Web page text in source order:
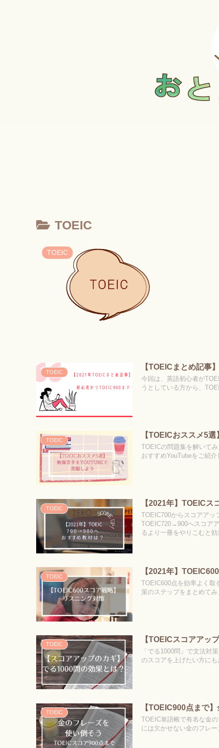
TOEIC
TOEIC
TOEIC
【TOEICまとめ記事
今回は、英語初心者が
うとしている方から、
TOEIC
【TOEICおススメ5
TOEICの問題集を解いて
おすすめYouTubeをご紹介
TOEIC
【2021年】TOEIC
TOEIC700からスコアア
TOEIC720→900へスコア
るより一冊をやりこむと
TOEIC
【2021年】
TOEIC600点を効率よく取
策のステップをまとめて
TOEIC
【TOEICスコアアッ
「でる1000問」で文法対
のスコアを上げたい方に
TOEIC
【TOEIC900点まで
TOEIC単語帳で有名な金
には欠かせない金のフレ